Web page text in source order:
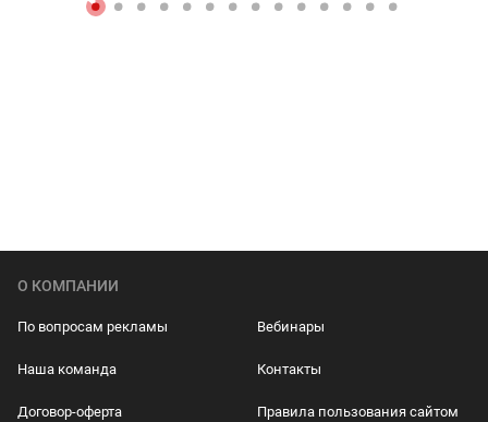
О КОМПАНИИ
По вопросам рекламы Вебинары
Наша команда Контакты
Договор-оферта Правила пользования сайтом